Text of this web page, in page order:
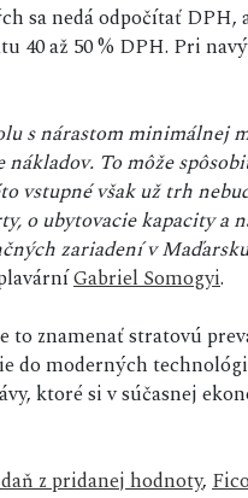
sa nedá odpočítať DPH,
40 až 50 % DPH. Pri
s nárastom minimálnej
To môže
vstupné však už trh
o ubytovacie kapacity a
zariadení v
Gabriel Somogyi.
to znamenať stratovú
do moderných
ktoré si v súčasnej
z pridanej hodnoty,